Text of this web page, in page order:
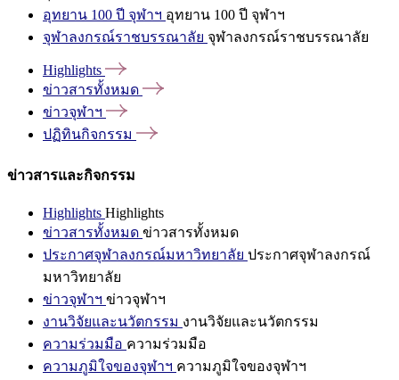
อุทยาน 100 ปี จุฬาฯ อุทยาน 100 ปี จุฬาฯ
จุฬาลงกรณ์ราชบรรณาลัย จุฬาลงกรณ์ราชบรรณาลัย
Highlights
ข่าวสารทั้งหมด
ข่าวจุฬาฯ
ปฏิทินกิจกรรม
ข่าวสารและกิจกรรม
Highlights Highlights
ข่าวสารทั้งหมด ข่าวสารทั้งหมด
ประกาศจุฬาลงกรณ์มหาวิทยาลัย ประกาศจุฬาลงกรณ์
มหาวิทยาลัย
ข่าวจุฬาฯ ข่าวจุฬาฯ
งานวิจัยและนวัตกรรม งานวิจัยและนวัตกรรม
ความร่วมมือ ความร่วมมือ
ความภูมิใจของจุฬาฯ ความภูมิใจของจุฬาฯ